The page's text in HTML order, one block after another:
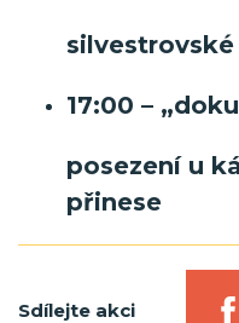
17:00 –
posezení u
přinese
Sdílejte akci